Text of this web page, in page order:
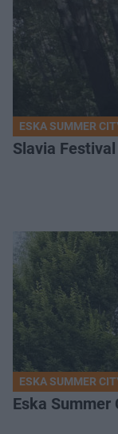
ESKA SUMMER
Slavia
ESKA SUMMER
Eska